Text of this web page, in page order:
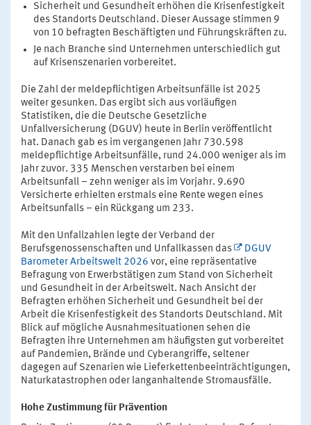
Sicherheit und Gesundheit erhöhen die Krisenfestigkeit
des Standorts Deutschland. Dieser Aussage stimmen 9
von 10 befragten Beschäftigten und Führungskräften zu.
Je nach Branche sind Unternehmen unterschiedlich gut
auf Krisenszenarien vorbereitet.
Die Zahl der meldepflichtigen Arbeitsunfälle ist 2025
weiter gesunken. Das ergibt sich aus vorläufigen
Statistiken, die die Deutsche Gesetzliche
Unfallversicherung (DGUV) heute in Berlin veröffentlicht
hat. Danach gab es im vergangenen Jahr 730.598
meldepflichtige Arbeitsunfälle, rund 24.000 weniger als im
Jahr zuvor. 335 Menschen verstarben bei einem
Arbeitsunfall – zehn weniger als im Vorjahr. 9.690
Versicherte erhielten erstmals eine Rente wegen eines
Arbeitsunfalls – ein Rückgang um 233.
Mit den Unfallzahlen legte der Verband der
Berufsgenossenschaften und Unfallkassen das
DGUV
Barometer Arbeitswelt 2026 vor, eine repräsentative
Befragung von Erwerbstätigen zum Stand von Sicherheit
und Gesundheit in der Arbeitswelt. Nach Ansicht der
Befragten erhöhen Sicherheit und Gesundheit bei der
Arbeit die Krisenfestigkeit des Standorts Deutschland. Mit
Blick auf mögliche Ausnahmesituationen sehen die
Befragten ihre Unternehmen am häufigsten gut vorbereitet
auf Pandemien, Brände und Cyberangriffe, seltener
dagegen auf Szenarien wie Lieferkettenbeeinträchtigungen,
Naturkatastrophen oder langanhaltende Stromausfälle.
Hohe Zustimmung für Prävention